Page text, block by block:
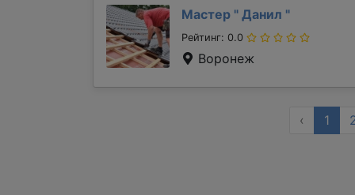
Мастер " Данил "
Рейтинг: 0.0
Воронеж
‹ 1